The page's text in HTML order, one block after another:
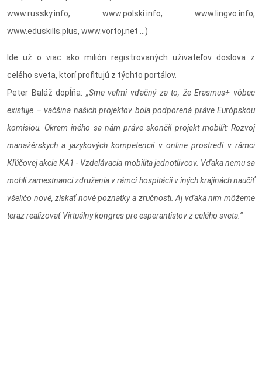
www.russky.info, www.polski.info, www.lingvo.info,
www.eduskills.plus, www.vortoj.net ...)
Ide už o viac ako milión registrovaných uživateľov doslova z
celého sveta, ktorí profitujú z týchto portálov.
Peter Baláž dopĺňa: „Sme veľmi vďačný za to, že Erasmus+ vôbec
existuje – väčšina našich projektov bola podporená práve Európskou
komisiou. Okrem iného sa nám práve skončil projekt mobilít: Rozvoj
manažérskych a jazykových kompetencií v online prostredí v rámci
Kľúčovej akcie KA1 - Vzdelávacia mobilita jednotlivcov. Vďaka nemu sa
mohli zamestnanci združenia v rámci hospitácii v iných krajinách naučiť
všeličo nové, získať nové poznatky a zručnosti. Aj vďaka nim môžeme
teraz realizovať Virtuálny kongres pre esperantistov z celého sveta.“